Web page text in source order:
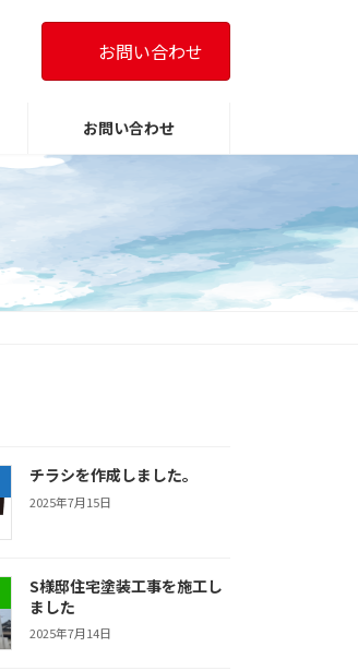
お問い合わせ
お問い合わせ
チラシを作成しました。
2025年7月15日
S様邸住宅塗装工事を施工し
ました
2025年7月14日